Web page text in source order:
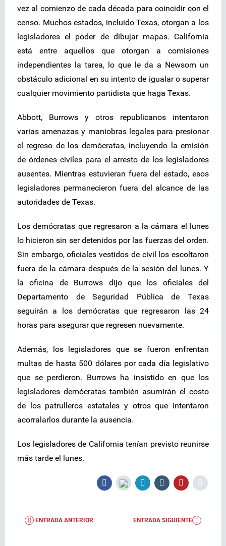
vez al comienzo de cada década para coincidir con el
censo. Muchos estados, incluido Texas, otorgan a los
legisladores el poder de dibujar mapas. California
está entre aquellos que otorgan a comisiones
independientes la tarea, lo que le da a Newsom un
obstáculo adicional en su intento de igualar o superar
cualquier movimiento partidista que haga Texas.
Abbott, Burrows y otros republicanos intentaron
varias amenazas y maniobras legales para presionar
el regreso de los demócratas, incluyendo la emisión
de órdenes civiles para el arresto de los legisladores
ausentes. Mientras estuvieran fuera del estado, esos
legisladores permanecieron fuera del alcance de las
autoridades de Texas.
Los demócratas que regresaron a la cámara el lunes
lo hicieron sin ser detenidos por las fuerzas del orden.
Sin embargo, oficiales vestidos de civil los escoltaron
fuera de la cámara después de la sesión del lunes. Y
la oficina de Burrows dijo que los oficiales del
Departamento de Seguridad Pública de Texas
seguirán a los demócratas que regresaron las 24
horas para asegurar que regresen nuevamente.
Además, los legisladores que se fueron enfrentan
multas de hasta 500 dólares por cada día legislativo
que se perdieron. Burrows ha insistido en que los
legisladores demócratas también asumirán el costo
de los patrulleros estatales y otros que intentaron
acorralarlos durante la ausencia.
Los legisladores de California tenían previsto reunirse
más tarde el lunes.
ENTRADA ANTERIOR ENTRADA SIGUIENTE